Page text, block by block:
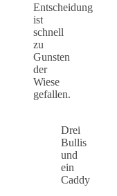
Entscheidung
ist
schnell
zu
Gunsten
der
Wiese
gefallen.
Drei
Bullis
und
ein
Caddy